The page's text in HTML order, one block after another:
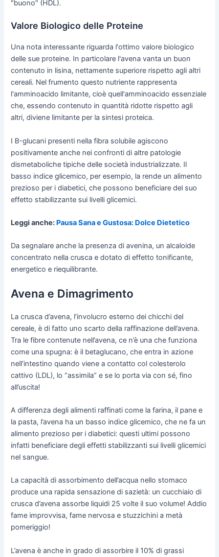
"buono" (HDL).
Valore Biologico delle Proteine
Una nota interessante riguarda l'ottimo valore biologico
delle sue proteine. In particolare l'avena vanta un buon
contenuto in lisina, nettamente superiore rispetto agli altri
cereali. Nel frumento questo nutriente rappresenta
l'amminoacido limitante, cioè quell'amminoacido essenziale
che, essendo contenuto in quantità ridotte rispetto agli
altri, diviene limitante per la sintesi proteica.
I Β-glucani presenti nella fibra solubile agiscono
positivamente anche nei confronti di altre patologie
dismetaboliche tipiche delle società industrializzate. Il
basso indice glicemico, per esempio, la rende un alimento
prezioso per i diabetici, che possono beneficiare del suo
effetto stabilizzante sui livelli glicemici.
Leggi anche: Pausa Sana e Gustosa: Dolce Dietetico
Da segnalare anche la presenza di avenina, un alcaloide
concentrato nella crusca e dotato di effetto tonificante,
energetico e riequilibrante.
Avena e Dimagrimento
La crusca d’avena, l’involucro esterno dei chicchi del
cereale, è di fatto uno scarto della raffinazione dell’avena.
Tra le fibre contenute nell’avena, ce n’è una che funziona
come una spugna: è il betaglucano, che entra in azione
nell’intestino quando viene a contatto col colesterolo
cattivo (LDL), lo “assimila” e se lo porta via con sé, fino
all’uscita!
A differenza degli alimenti raffinati come la farina, il pane e
la pasta, l’avena ha un basso indice glicemico, che ne fa un
alimento prezioso per i diabetici: questi ultimi possono
infatti beneficiare degli effetti stabilizzanti sui livelli glicemici
nel sangue.
La capacità di assorbimento dell’acqua nello stomaco
produce una rapida sensazione di sazietà: un cucchiaio di
crusca d’avena assorbe liquidi 25 volte il suo volume! Addio
fame improvvisa, fame nervosa e stuzzichini a metà
pomeriggio!
L’avena è anche in grado di assorbire il 10% di grassi